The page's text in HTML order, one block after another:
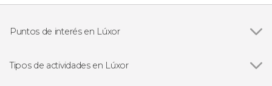
Puntos de interés en Lúxor
Templo funerario de Hatshepsut
Tipos de actividades en Lúxor